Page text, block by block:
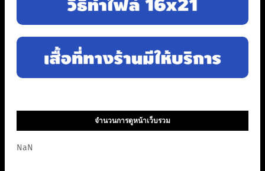
จำนวนการดูหน้าเว็บรวม
NaN